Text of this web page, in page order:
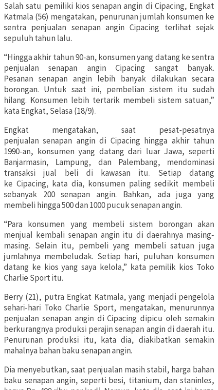
Salah satu pemiliki kios senapan angin di Cipacing, Engkat
Katmala (56) mengatakan, penurunan jumlah konsumen ke
sentra penjualan senapan angin Cipacing terlihat sejak
sepuluh tahun lalu.
“Hingga akhir tahun 90-an, konsumen yang datang ke sentra
penjualan senapan angin Cipacing sangat banyak.
Pesanan senapan angin lebih banyak dilakukan secara
borongan. Untuk saat ini, pembelian sistem itu sudah
hilang. Konsumen lebih tertarik membeli sistem satuan,”
kata Engkat, Selasa (18/9).
Engkat mengatakan, saat pesat-pesatnya
penjualan senapan angin di Cipacing hingga akhir tahun
1990-an, konsumen yang datang dari luar Jawa, seperti
Banjarmasin, Lampung, dan Palembang, mendominasi
transaksi jual beli di kawasan itu. Setiap datang
ke Cipacing, kata dia, konsumen paling sedikit membeli
sebanyak 200 senapan angin. Bahkan, ada juga yang
membeli hingga 500 dan 1000 pucuk senapan angin.
“Para konsumen yang membeli sistem borongan akan
menjual kembali senapan angin itu di daerahnya masing-
masing. Selain itu, pembeli yang membeli satuan juga
jumlahnya membeludak. Setiap hari, puluhan konsumen
datang ke kios yang saya kelola,” kata pemilik kios Toko
Charlie Sport itu.
Berry (21), putra Engkat Katmala, yang menjadi pengelola
sehari-hari Toko Charlie Sport, mengatakan, menurunnya
penjualan senapan angin di Cipacing dipicu oleh semakin
berkurangnya produksi perajin senapan angin di daerah itu.
Penurunan produksi itu, kata dia, diakibatkan semakin
mahalnya bahan baku senapan angin.
Dia menyebutkan, saat penjualan masih stabil, harga bahan
baku senapan angin, seperti besi, titanium, dan staninles,